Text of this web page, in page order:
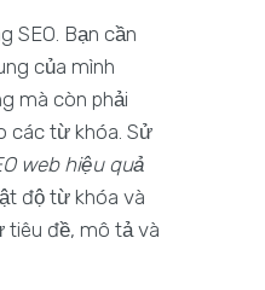
SEO. Bạn cần
của mình
mà còn phải
các từ khóa. Sử
web hiệu quả
độ từ khóa và
tiêu đề, mô tả và